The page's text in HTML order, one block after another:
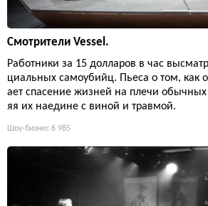
Смотрители Vessel.
Работники за 15 долларов в час
циальных самоубийц. Пьеса о том, как
ает спасение жизней на плечи обычных
яя их наедине с виной и травмой.
Шоу-бизнес 6 985